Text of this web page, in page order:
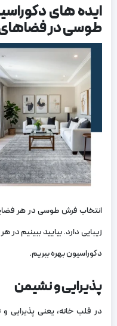
ایده های
طوسی در
انتخاب فرش طوسی در هر
زیبایی دارد. بیایید ببینیم در
دکوراسیون بهره ببریم.
پذیرایی و نشیمن
در قلب خانه، یعنی پذیرایی